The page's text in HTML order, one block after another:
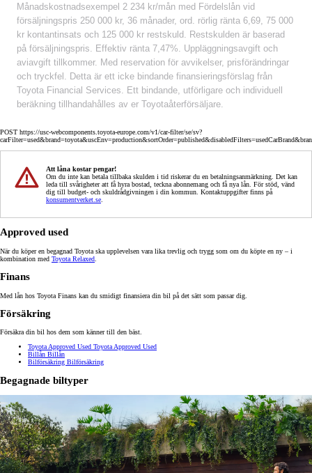
Månadskostnadsexempel 2 234 kr/mån med Fördelslån vid
försäljningspris 250 000 kr, 36 månader, ord. rörlig ränta 6,69, 75 000
kr kontantinsats och 125 000 kr restskuld. Restskulden är baserad
på försäljningspris. Effektiv ränta 7,47%. Uppläggningsavgift och
aviavgift tillkommer. Med reservation för avvikelser, prisförändringar
och tryckfel. Detta är ett icke bindande finansieringsförslag från
Toyota Financial Services. Ett bindande, utförligare och individuell
beräkning tillhandahålles av er Toyotaåterförsäljare.
POST https://usc-webcomponents.toyota-europe.com/v1/car-filter/se/sv?
Att låna kostar pengar!
Om du inte kan betala tillbaka skulden i tid riskerar du en betalningsanmärkning. Det kan
leda till svårigheter att få hyra bostad, teckna abonnemang och få nya lån. För stöd, vänd
dig till budget- och skuldrådgivningen i din kommun. Kontaktuppgifter finns på
konsumentverket.se
Approved used
När du köper en begagnad Toyota ska upplevelsen vara lika trevlig och trygg som om du köpte en ny – i
kombination med Toyota Relaxed
Finans
Med lån hos Toyota Finans kan du smidigt finansiera din bil på det sätt som passar dig.
Försäkring
Försäkra din bil hos dem som känner till den bäst.
Toyota Approved Used Toyota Approved Used
Billån Billån
Bilförsäkring Bilförsäkring
Begagnade biltyper